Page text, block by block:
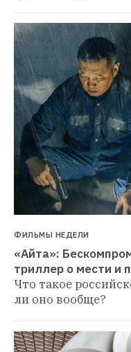
ФИЛЬМЫ НЕДЕЛИ
«Айта»:
триллер о мести и
Что такое
ли оно вообще?